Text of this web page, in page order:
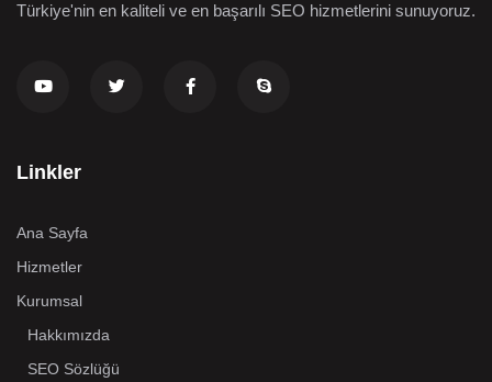
Türkiye'nin en kaliteli ve en başarılı SEO hizmetlerini sunuyoruz.
Linkler
Ana Sayfa
Hizmetler
Kurumsal
Hakkımızda
SEO Sözlüğü